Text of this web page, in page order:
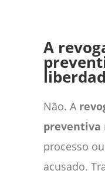
A
Não. A
preventiva
processo
acusado.